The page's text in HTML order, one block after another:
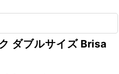
ダブルサイズ Brisa